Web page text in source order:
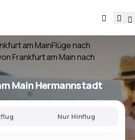
am MainFlüge nach
Frankfurt am Main nach
Main Hermannstadt
Nur Hinflug